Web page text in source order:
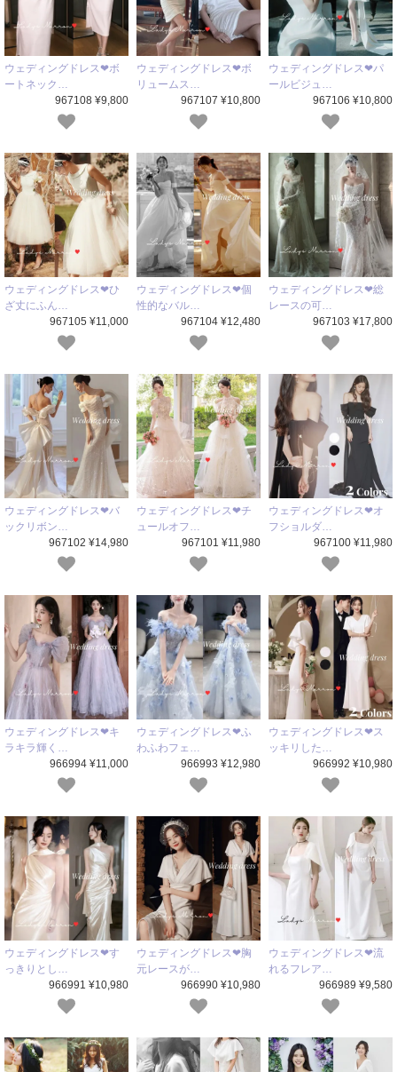
ウェディングドレス❤ボ
ートネック…
967108 ¥9,800
ウェディングドレス❤ボ
リュームス…
967107 ¥10,800
ウェディングドレス❤パ
ールビジュ…
967106 ¥10,800
ウェディングドレス❤ひ
ざ丈にふん…
967105 ¥11,000
ウェディングドレス❤個
性的なバル…
967104 ¥12,480
ウェディングドレス❤総
レースの可…
967103 ¥17,800
ウェディングドレス❤バ
ックリボン…
967102 ¥14,980
ウェディングドレス❤チ
ュールオフ…
967101 ¥11,980
ウェディングドレス❤オ
フショルダ…
967100 ¥11,980
ウェディングドレス❤キ
ラキラ輝く…
966994 ¥11,000
ウェディングドレス❤ふ
わふわフェ…
966993 ¥12,980
ウェディングドレス❤ス
ッキリした…
966992 ¥10,980
ウェディングドレス❤す
っきりとし…
966991 ¥10,980
ウェディングドレス❤胸
元レースが…
966990 ¥10,980
ウェディングドレス❤流
れるフレア…
966989 ¥9,580